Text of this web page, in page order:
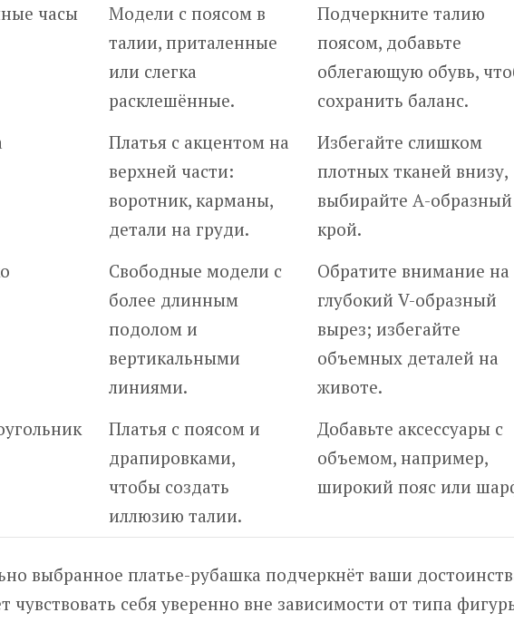
часы
Модели с поясом в
талии, приталенные
или слегка
расклешённые.
Подчеркните талию
поясом, добавьте
облегающую обувь,
сохранить баланс.
Платья с акцентом на
верхней части:
воротник, карманы,
детали на груди.
Избегайте слишком
плотных тканей внизу,
выбирайте А-образный
крой.
Свободные модели с
более длинным
подолом и
вертикальными
линиями.
Обратите внимание на
глубокий V-образный
вырез; избегайте
объемных деталей на
животе.
Платья с поясом и
драпировками,
чтобы создать
иллюзию талии.
Добавьте аксессуары с
объемом, например,
широкий пояс или
выбранное платье-рубашка подчеркнёт ваши
чувствовать себя уверенно вне зависимости от типа